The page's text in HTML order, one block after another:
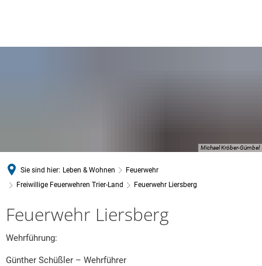
Michael Kröber-Gümbel
Sie sind hier: Leben & Wohnen
Feuerwehr
Freiwillige Feuerwehren Trier-Land
Feuerwehr Liersberg
Feuerwehr
Liersberg
Feuerwehr Liersberg
Wehrführung:
Günther Schüßler – Wehrführer